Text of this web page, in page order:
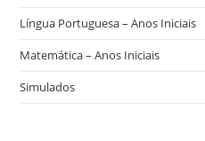
Língua Portuguesa – Anos Iniciais
Matemática – Anos Iniciais
Simulados